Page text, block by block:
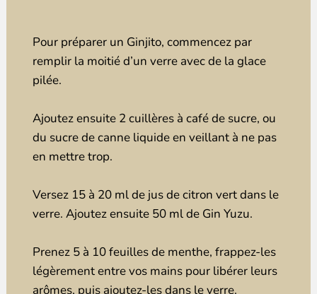
Pour préparer un Ginjito, commencez par
remplir la moitié d’un verre avec de la glace
pilée.
Ajoutez ensuite 2 cuillères à café de sucre, ou
du sucre de canne liquide en veillant à ne pas
en mettre trop.
Versez 15 à 20 ml de jus de citron vert dans le
verre. Ajoutez ensuite 50 ml de Gin Yuzu.
Prenez 5 à 10 feuilles de menthe, frappez-les
légèrement entre vos mains pour libérer leurs
arômes, puis ajoutez-les dans le verre.